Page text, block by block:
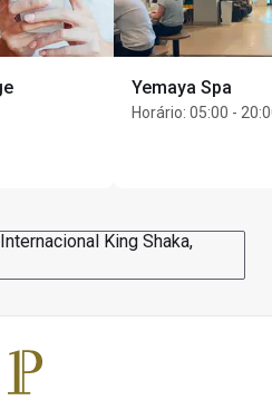
Yemaya Spa
Horário: 05:00 -
King Shaka,